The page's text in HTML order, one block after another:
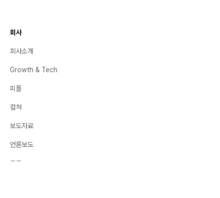
회사
회사소개
Growth & Tech
피플
컬쳐
보도자료
언론보도
공고